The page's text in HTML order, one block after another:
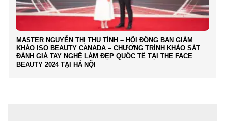
MASTER NGUYỄN THỊ THU TÌNH – HỘI ĐỒNG BAN GIÁM
KHẢO ISO BEAUTY CANADA – CHƯƠNG TRÌNH KHẢO SÁT
ĐÁNH GIÁ TAY NGHỀ LÀM ĐẸP QUỐC TẾ TẠI THE FACE
BEAUTY 2024 TẠI HÀ NỘI